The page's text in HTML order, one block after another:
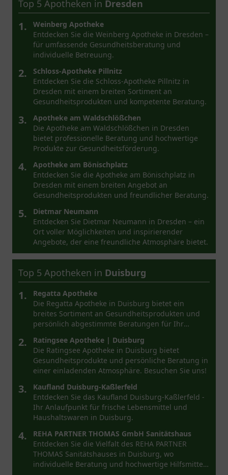
Top 5 Apotheken in Dresden
1.
Weinberg Apotheke
Entdecken Sie die Weinberg Apotheke in Dresden –
für umfassende Gesundheitsberatung und
individuelle Betreuung.
2.
Schloss-Apotheke Pillnitz
Entdecken Sie die Schloss-Apotheke Pillnitz in
Dresden mit einem breiten Sortiment an
Gesundheitsprodukten und kompetente Beratung.
3.
Apotheke am Waldschlößchen
Die Apotheke am Waldschlößchen in Dresden
bietet professionelle Beratung und hochwertige
Produkte zur Gesundheitsförderung.
4.
Apotheke am Bönischplatz
Entdecken Sie die Apotheke am Bönischplatz in
Dresden mit einem breiten Angebot an
Gesundheitsprodukten und freundlicher Beratung.
5.
Dietmar Neumann
Entdecken Sie Dietmar Neumann in Dresden – ein
Ort voller Möglichkeiten und inspirierender
Angebote, der eine freundliche Atmosphäre bietet.
Top 5 Apotheken in Duisburg
1.
Regatta Apotheke
Die Regatta Apotheke in Duisburg bietet ein
breites Sortiment an Gesundheitsprodukten und
persönlich abgestimmte Beratungen für Ihr
2.
Ratingsee Apotheke | Duisburg
Die Ratingsee Apotheke in Duisburg bietet
Gesundheitsprodukte und persönliche Beratung in
einer einladenden Atmosphäre. Besuchen Sie uns!
3.
Kaufland Duisburg-Kaßlerfeld
Entdecken Sie das Kaufland Duisburg-Kaßlerfeld -
Ihr Anlaufpunkt für frische Lebensmittel und
Haushaltswaren in Duisburg.
4.
REHA PARTNER THOMAS GmbH Sanitätshaus
Entdecken Sie die Vielfalt des REHA PARTNER
THOMAS Sanitätshauses in Duisburg, wo
individuelle Beratung und hochwertige Hilfsmittel